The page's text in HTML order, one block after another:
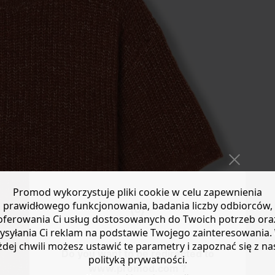
Do you want to be redirected to
www.promod.com ?
Promod wykorzystuje pliki cookie w celu zapewnienia
prawidłowego funkcjonowania, badania liczby odbiorców,
Ci usług dostosowanych do Twoich potrzeb
Ci reklam na podstawie Twojego zainteresowania.
chwili możesz ustawić te parametry i zapoznać się z
polityką prywatności.